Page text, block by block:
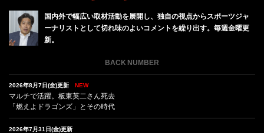
国内外で幅広い取材活動を展開し、独自の視点からスポーツジャ
ーナリストとして切れ味のよいコメントを繰り出す。毎週金曜更
新。
BACK NUMBER
2026年8月7日(金)更新 NEW
マルチで活躍。板東英二さん死去
「燃えよドラゴンズ」とその時代
2026年7月31日(金)更新